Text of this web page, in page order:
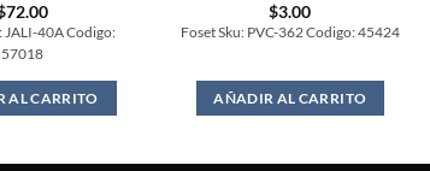
72.00
JALI-40A Codigo:
57018
AL CARRITO
$3.00
Foset Sku: PVC-362 Codigo: 45424
AÑADIR AL CARRITO